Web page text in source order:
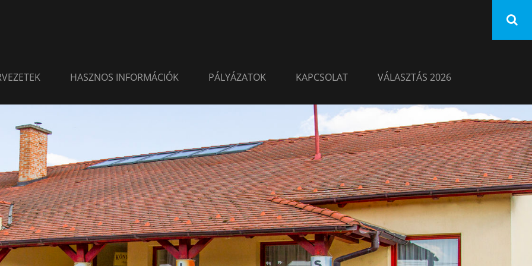
HASZNOS INFORMÁCIÓK PÁLYÁZATOK KAPCSOLAT VÁLASZTÁS 2026